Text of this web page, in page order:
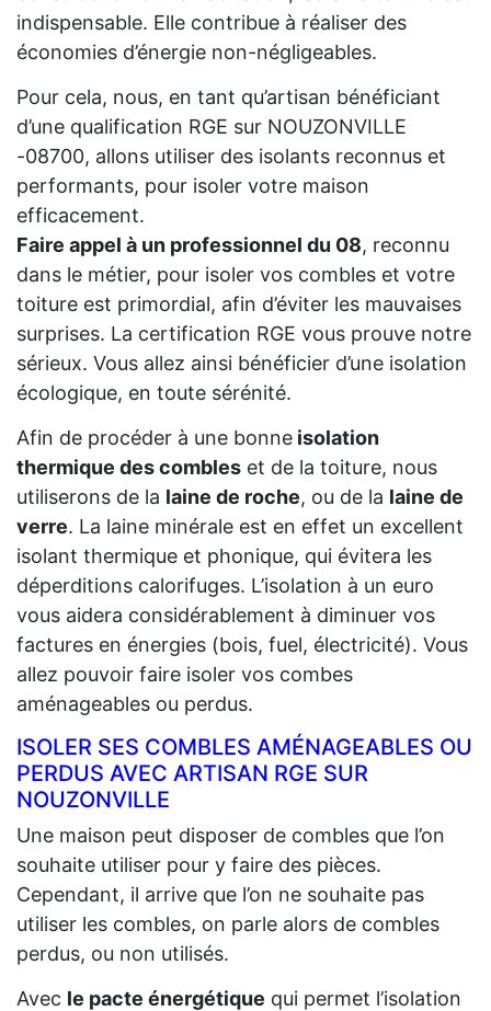
indispensable. Elle contribue à réaliser des
économies d’énergie non-négligeables.
Pour cela, nous, en tant qu’artisan bénéficiant
d’une qualification RGE sur NOUZONVILLE
-08700, allons utiliser des isolants reconnus et
performants, pour isoler votre maison
efficacement.
Faire appel à un professionnel du 08, reconnu
dans le métier, pour isoler vos combles et votre
toiture est primordial, afin d’éviter les mauvaises
surprises. La certification RGE vous prouve notre
sérieux. Vous allez ainsi bénéficier d’une isolation
écologique, en toute sérénité.
Afin de procéder à une bonne isolation
thermique des combles et de la toiture, nous
utiliserons de la laine de roche, ou de la laine de
verre. La laine minérale est en effet un excellent
isolant thermique et phonique, qui évitera les
déperditions calorifuges. L’isolation à un euro
vous aidera considérablement à diminuer vos
factures en énergies (bois, fuel, électricité). Vous
allez pouvoir faire isoler vos combes
aménageables ou perdus.
ISOLER SES COMBLES AMÉNAGEABLES OU
PERDUS AVEC ARTISAN RGE SUR
NOUZONVILLE
Une maison peut disposer de combles que l’on
souhaite utiliser pour y faire des pièces.
Cependant, il arrive que l’on ne souhaite pas
utiliser les combles, on parle alors de combles
perdus, ou non utilisés.
Avec le pacte énergétique qui permet l’isolation